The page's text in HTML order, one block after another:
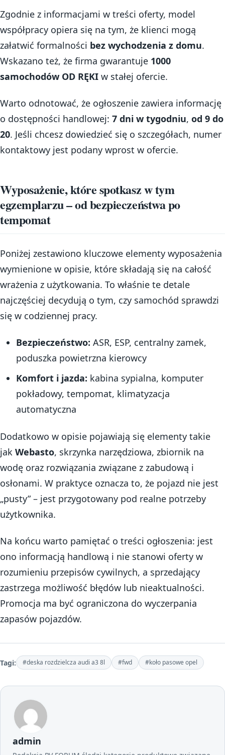
Zgodnie z informacjami w treści oferty, model
współpracy opiera się na tym, że klienci mogą
załatwić formalności bez wychodzenia z domu.
Wskazano też, że firma gwarantuje 1000
samochodów OD RĘKI w stałej ofercie.
Warto odnotować, że ogłoszenie zawiera informację
o dostępności handlowej: 7 dni w tygodniu, od 9 do
20. Jeśli chcesz dowiedzieć się o szczegółach, numer
kontaktowy jest podany wprost w ofercie.
Wyposażenie, które spotkasz w tym
egzemplarzu – od bezpieczeństwa po
tempomat
Poniżej zestawiono kluczowe elementy wyposażenia
wymienione w opisie, które składają się na całość
wrażenia z użytkowania. To właśnie te detale
najczęściej decydują o tym, czy samochód sprawdzi
się w codziennej pracy.
Bezpieczeństwo: ASR, ESP, centralny zamek,
poduszka powietrzna kierowcy
Komfort i jazda: kabina sypialna, komputer
pokładowy, tempomat, klimatyzacja
automatyczna
Dodatkowo w opisie pojawiają się elementy takie
jak Webasto, skrzynka narzędziowa, zbiornik na
wodę oraz rozwiązania związane z zabudową i
osłonami. W praktyce oznacza to, że pojazd nie jest
„pusty” – jest przygotowany pod realne potrzeby
użytkownika.
Na końcu warto pamiętać o treści ogłoszenia: jest
ono informacją handlową i nie stanowi oferty w
rozumieniu przepisów cywilnych, a sprzedający
zastrzega możliwość błędów lub nieaktualności.
Promocja ma być ograniczona do wyczerpania
zapasów pojazdów.
Tagi: #deska rozdzielcza audi a3 8l #fwd #koło pasowe opel
admin